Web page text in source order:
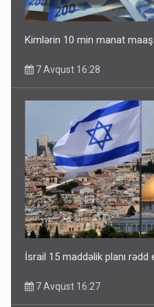
Kimlərin 10 min manat maaş
7 Avqust 16:28
İsrail 15 maddəlik planı rədd
7 Avqust 16:27